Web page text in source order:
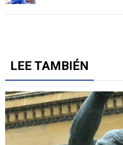
LEE TAMBIÉN